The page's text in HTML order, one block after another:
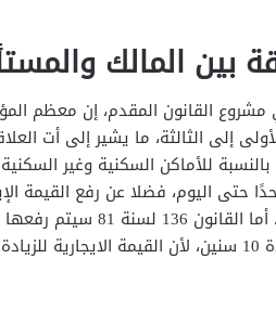
بين المالك
القانون المقدم، إن معظم
إلى الثالثة، ما يشير إلى أت